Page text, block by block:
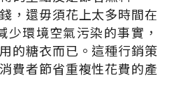
，還毋須花上太多時間在
環境空氣污染的事實，
的糖衣而已。這種行銷策
費者節省重複性花費的產